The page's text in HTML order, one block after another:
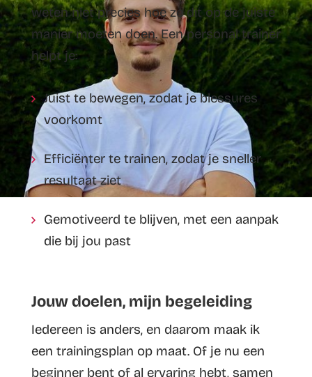
weten niet precies hoe ze dit op de juiste
manier moeten doen. Een personal trainer
helpt je:
Juist te bewegen, zodat je blessures
voorkomt
Efficiënter te trainen, zodat je sneller
resultaat ziet
Gemotiveerd te blijven, met een aanpak
die bij jou past
Jouw doelen, mijn begeleiding
Iedereen is anders, en daarom maak ik
een trainingsplan op maat. Of je nu een
beginner bent of al ervaring hebt, samen